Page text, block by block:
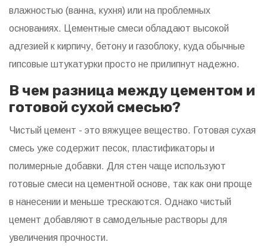
влажностью (ванна, кухня) или на проблемных
основаниях. Цементные смеси обладают высокой
адгезией к кирпичу, бетону и газоблоку, куда обычные
гипсовые штукатурки просто не прилипнут надежно.
В чем разница между цементом и
готовой сухой смесью?
Чистый цемент - это вяжущее вещество. Готовая сухая
смесь уже содержит песок, пластификаторы и
полимерные добавки. Для стен чаще используют
готовые смеси на цементной основе, так как они проще
в нанесении и меньше трескаются. Однако чистый
цемент добавляют в самодельные растворы для
увеличения прочности.